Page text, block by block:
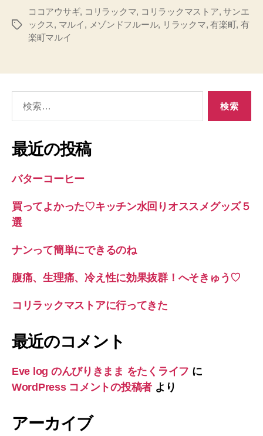
タ
ココアウサギ, コリラックマ, コリラックマストア,サンエ
ックス, マルイ, メゾンドフルール, リラックマ,有楽町, 有
楽町マルイ
象:
最近の投稿
バターコーヒー
買ってよかった♡キッチン水回りオススメグッズ５
選
ナンって簡単にできるのね
腹痛、生理痛、冷え性に効果抜群！へそきゅう♡
コリラックマストアに行ってきた
最近のコメント
Eve log のんびりきまま をたくライフ に
WordPress コメントの投稿者 より
アーカイブ